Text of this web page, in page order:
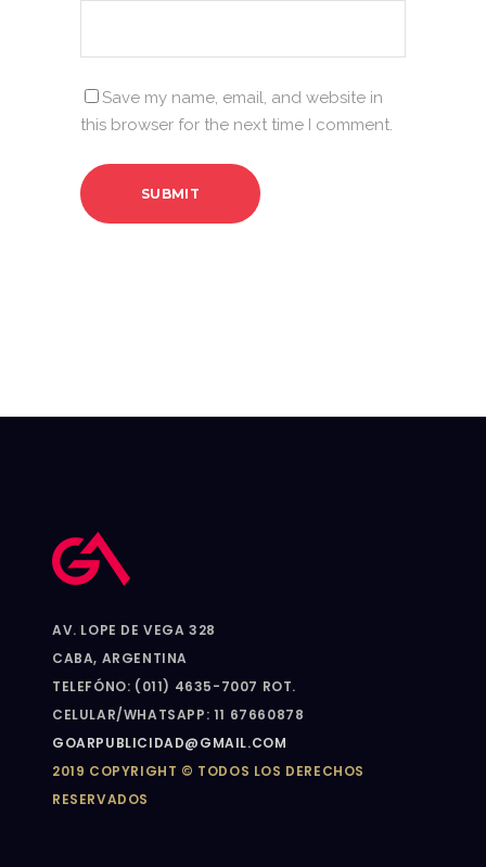
Save my name, email, and website in
this browser for the next time I comment.
AV. LOPE DE VEGA 328
CABA, ARGENTINA
TELEFÓNO: (011) 4635-7007 ROT.
CELULAR/WHATSAPP: 11 67660878
GOARPUBLICIDAD@GMAIL.COM
2019 COPYRIGHT © TODOS LOS DERECHOS
RESERVADOS